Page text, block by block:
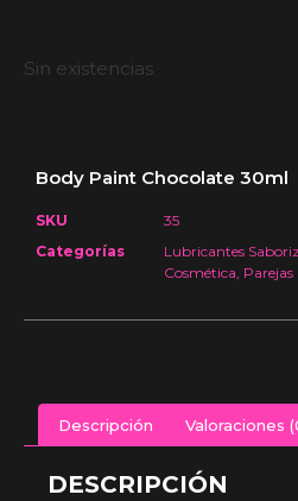
Sin existencias
Body Paint Chocolate 30ml
SKU
35
Categorías
Lubricantes
Cosmética, Parejas
Descripción Valoraciones
DESCRIPCIÓN